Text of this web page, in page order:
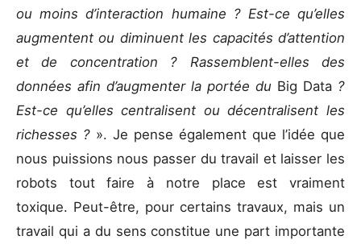
ou moins d’interaction humaine ? Est-ce qu’elles
augmentent ou diminuent les capacités d’attention
et de concentration ? Rassemblent-elles des
données afin d’augmenter la portée du Big Data ?
Est-ce qu’elles centralisent ou décentralisent les
richesses ? ». Je pense également que l’idée que
nous puissions nous passer du travail et laisser les
robots tout faire à notre place est vraiment
toxique. Peut-être, pour certains travaux, mais un
travail qui a du sens constitue une part importante